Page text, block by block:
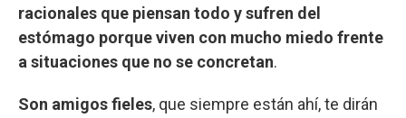
racionales que piensan todo y sufren del
estómago porque viven con mucho miedo frente
a situaciones que no se concretan.
Son amigos fieles, que siempre están ahí, te dirán